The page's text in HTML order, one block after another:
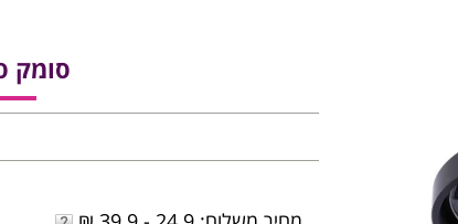
סומק